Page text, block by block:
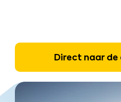
Direct naar de